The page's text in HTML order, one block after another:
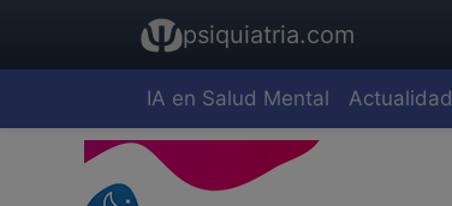
psiquiatria.com
IA en Salud Mental Actualidad